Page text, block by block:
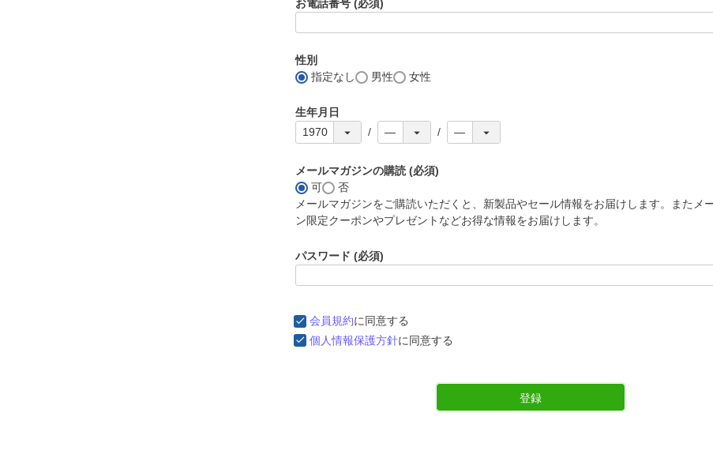
お電話番号 (必須)
性別
指定なし
男性 女性
生年月日
メールマガジンの購読 (必須)
可
否
メールマガジンをご購読いただくと、新製品やセール情報をお届けします。またメ
ン限定クーポンやプレゼントなどお得な情報をお届けします。
パスワード (必須)
会員規約に同意する
個人情報保護方針に同意する
登録